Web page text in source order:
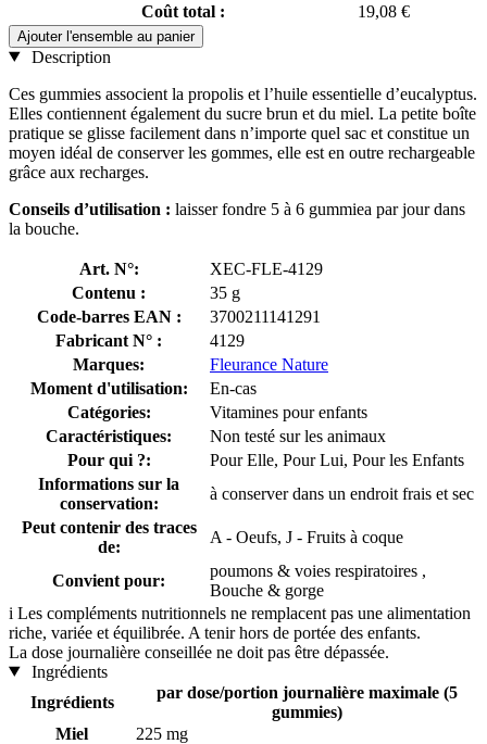
Coût total :
19,08 €
Ajouter l'ensemble au panier
Description
Ces gummies associent la propolis et l’huile essentielle d’eucalyptus.
Elles contiennent également du sucre brun et du miel. La petite boîte
pratique se glisse facilement dans n’importe quel sac et constitue un
moyen idéal de conserver les gommes, elle est en outre rechargeable
grâce aux recharges.
Conseils d’utilisation : laisser fondre 5 à 6 gummiea par jour dans
la bouche.
Art. N°:
XEC-FLE-4129
Contenu :
35 g
Code-barres EAN :
3700211141291
Fabricant N° :
4129
Marques:
Fleurance Nature
Moment d'utilisation:
En-cas
Catégories:
Vitamines pour enfants
Caractéristiques:
Non testé sur les animaux
Pour qui ?:
Pour Elle, Pour Lui, Pour les Enfants
Informations sur la
conservation:
à conserver dans un endroit frais et sec
Peut contenir des traces
de:
A - Oeufs, J - Fruits à coque
Convient pour:
poumons & voies respiratoires ,
Bouche & gorge
i Les compléments nutritionnels ne remplacent pas une alimentation
riche, variée et équilibrée. A tenir hors de portée des enfants.
La dose journalière conseillée ne doit pas être dépassée.
Ingrédients
Ingrédients
par dose/portion journalière maximale (5
gummies)
Miel
225 mg